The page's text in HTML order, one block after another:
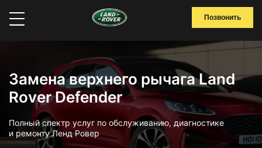
Позвонить
Замена верхнего рычага Land
Rover Defender
Полный спектр услуг по обслуживанию, диагностике
и ремонту Ленд Ровер